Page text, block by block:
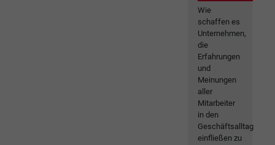
Wie
schaffen es
Unternehmen,
die
Erfahrungen
und
Meinungen
aller
Mitarbeiter
in den
Geschäftsalltag
einfließen zu